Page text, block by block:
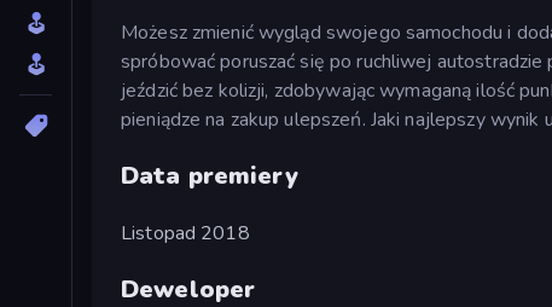
Możesz zmienić wygląd swojego samochodu i
spróbować poruszać się po ruchliwej
jeździć bez kolizji, zdobywając wymaganą ilość
pieniądze na zakup ulepszeń. Jaki najlepszy wynik
Data premiery
Listopad 2018
Deweloper